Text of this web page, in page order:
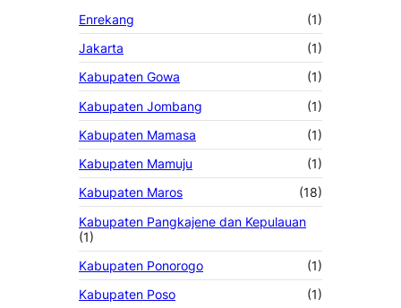
Enrekang
(1)
Jakarta
(1)
Kabupaten Gowa
(1)
Kabupaten Jombang
(1)
Kabupaten Mamasa
(1)
Kabupaten Mamuju
(1)
Kabupaten Maros
(18)
Kabupaten Pangkajene dan Kepulauan
(1)
Kabupaten Ponorogo
(1)
Kabupaten Poso
(1)